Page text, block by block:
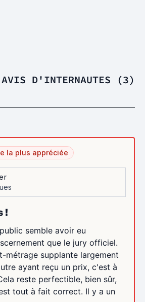
D'INTERNAUTES (3)
la plus appréciée
!
semble avoir eu
que le jury officiel.
métrage supplante largement
ayant reçu un prix, c'est à
reste perfectible, bien sûr,
tout à fait correct. Il y a un